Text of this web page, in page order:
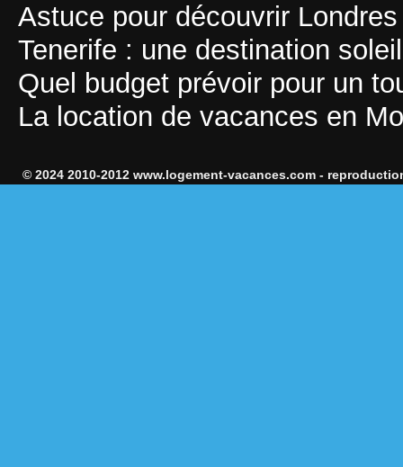
Astuce pour découvrir Londres
Tenerife : une destination
Quel budget prévoir pour un
La location de vacances en
© 2024 2010-2012 www.logement-vacances.com -